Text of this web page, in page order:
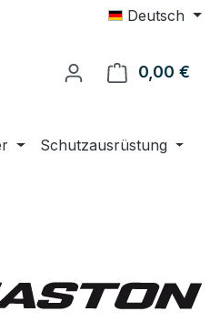
Deutsch
0,00 €
Schutzausrüstung